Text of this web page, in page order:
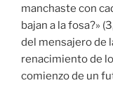
manchaste con
bajan a la fosa?»
del mensajero de
renacimiento de
comienzo de un